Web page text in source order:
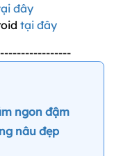
đây
tại đây
ngon đậm
nâu đẹp